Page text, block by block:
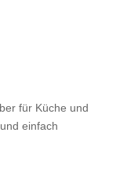
für Küche und
einfach